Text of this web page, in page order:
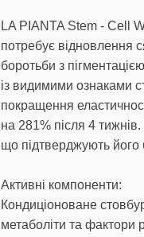
LA PIANTA Stem - Cell
потребує відновлення
боротьби з
із видимими ознаками
покращення
на 281% після 4
що підтверджують його
Активні компоненти:
Кондиціоноване
метаболіти та фактори